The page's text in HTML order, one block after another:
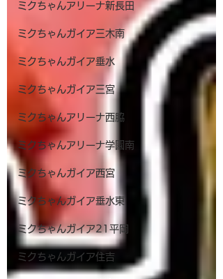
ミクちゃんアリーナ新長田
ミクちゃんガイア三木南
ミクちゃんガイア垂水
ミクちゃんガイア三宮
ミクちゃんアリーナ西脇
ミクちゃんアリーナ学園南
ミクちゃんガイア西宮
ミクちゃんガイア垂水東
ミクちゃんガイア21平岡
ミクちゃんガイア住吉